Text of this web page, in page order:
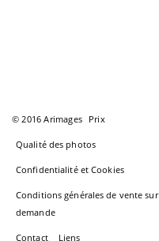
© 2016 Arimages Prix
Qualité des photos
Confidentialité et Cookies
Conditions générales de vente sur
demande
Contact Liens